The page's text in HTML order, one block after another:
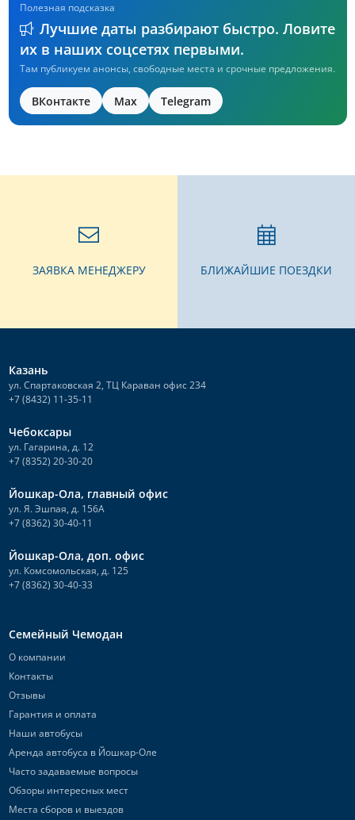
Полезная подсказка
Лучшие даты разбирают быстро. Ловите
их в наших соцсетях первыми.
Там публикуем анонсы, свободные места и срочные предложения.
ВКонтакте Max Telegram
ЗАЯВКА МЕНЕДЖЕРУ БЛИЖАЙШИЕ ПОЕЗДКИ
Казань
ул. Спартаковская 2, ТЦ Караван офис 234
+7 (8432) 11-35-11
Чебоксары
ул. Гагарина, д. 12
+7 (8352) 20-30-20
Йошкар-Ола, главный офис
ул. Я. Эшпая, д. 156А
+7 (8362) 30-40-11
Йошкар-Ола, доп. офис
ул. Комсомольская, д. 125
+7 (8362) 30-40-33
Семейный Чемодан
О компании
Контакты
Отзывы
Гарантия и оплата
Наши автобусы
Аренда автобуса в Йошкар-Оле
Часто задаваемые вопросы
Обзоры интересных мест
Места сборов и выездов